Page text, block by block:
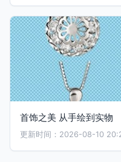
首饰之美 从手绘到实物
更新时间：2026-08-10